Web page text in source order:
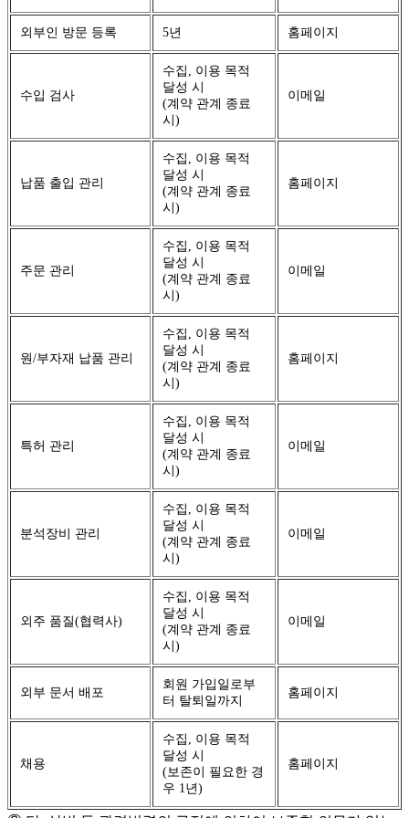
외부인 방문 등록 5년 홈페이지
수입 검사
수집, 이용 목적
달성 시
(계약 관계 종료
시)
이메일
납품 출입 관리
수집, 이용 목적
달성 시
(계약 관계 종료
시)
홈페이지
주문 관리
수집, 이용 목적
달성 시
(계약 관계 종료
시)
이메일
원/부자재 납품 관리
수집, 이용 목적
달성 시
(계약 관계 종료
시)
홈페이지
특허 관리
수집, 이용 목적
달성 시
(계약 관계 종료
시)
이메일
분석장비 관리
수집, 이용 목적
달성 시
(계약 관계 종료
시)
이메일
외주 품질(협력사)
수집, 이용 목적
달성 시
(계약 관계 종료
시)
이메일
외부 문서 배포
회원 가입일로부
터 탈퇴일까지
홈페이지
채용
수집, 이용 목적
달성 시
(보존이 필요한 경
우 1년)
홈페이지